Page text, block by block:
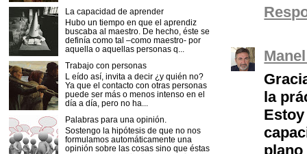
la
La capacidad de aprender
Hubo un tiempo en que el aprendiz
buscaba al maestro. De hecho, éste se
definía como tal –como maestro- por
aquella o aquellas personas q...
Trabajo con personas
L eído así, invita a decir ¿y quién no?
Ya que el contacto con otras personas
puede ser más o menos intenso en el
día a día, pero no ha...
Palabras para una opinión.
Sostengo la hipótesis de que no nos
formulamos automáticamente una
opinión sobre las cosas sino que éstas